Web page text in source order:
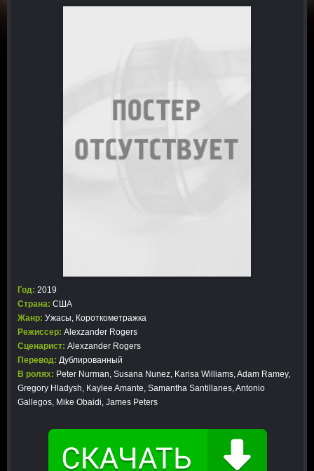
Год: 2019
Страна: США
Жанр: Ужасы, Короткометражка
Режиссер: Alexzander Rogers
Сценарист: Alexzander Rogers
Перевод: Дублированный
В ролях: Peter Nurman, Susana Nunez, Karisa Williams, Adam Ramey,
Gregory Hladysh, Kaylee Amante, Samantha Santillanes, Antonio
Gallegos, Mike Obaidi, James Peters